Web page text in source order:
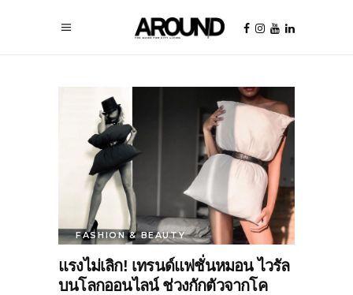
FASHION & BEAUTY
แรงไม่เลิก! เทรนด์แฟชั่นหมอน ไวรัล
บนโลกออนไลน์ ช่วงกักตัวจากโค